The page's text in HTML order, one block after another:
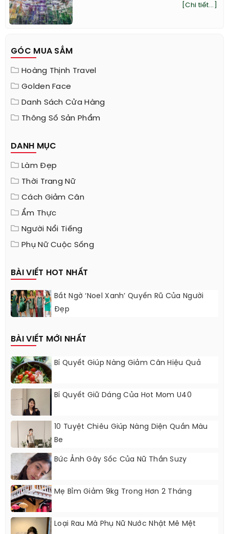
[Chi tiết...]
GÓC MUA SẮM
Hoàng Thịnh Travel
Golden Face
Danh Sách Cửa Hàng
Thông Số Sản Phẩm
DANH MỤC
Làm Đẹp
Thời Trang Nữ
Cách Giảm Cân
Ẩm Thực
Người Nổi Tiếng
Phụ Nữ Cuộc Sống
BÀI VIẾT HOT NHẤT
Bất Ngờ ‘Noel Xanh’ Quyến Rũ Của Người
Đẹp
BÀI VIẾT MỚI NHẤT
Bí Quyết Giúp Nàng Giảm Cân Hiệu Quả
Bí Quyết Giữ Dáng Của Hot Mom U40
10 Tuyệt Chiêu Giúp Nàng Diện Quần Màu
Be
Bức Ảnh Gây Sốc Của Nữ Thần Suzy
Mẹ Bỉm Giảm 9kg Trong Hơn 2 Tháng
Loại Rau Mà Phụ Nữ Nước Nhật Mê Mệt